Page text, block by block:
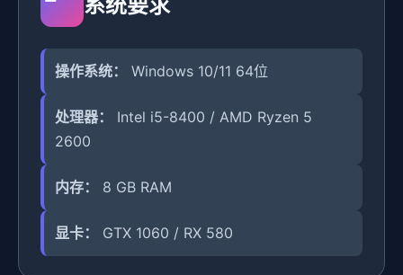
操作系统： Windows 10/11 64位
处理器：
Intel i5-8400 / AMD Ryzen 5
2600
内存： 8 GB RAM
显卡： GTX 1060 / RX 580